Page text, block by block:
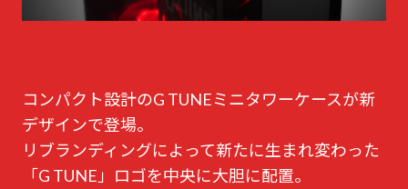
コンパクト設計のG TUNEミニタワーケースが新
デザインで登場。
リブランディングによって新たに生まれ変わった
「G TUNE」ロゴを中央に大胆に配置。